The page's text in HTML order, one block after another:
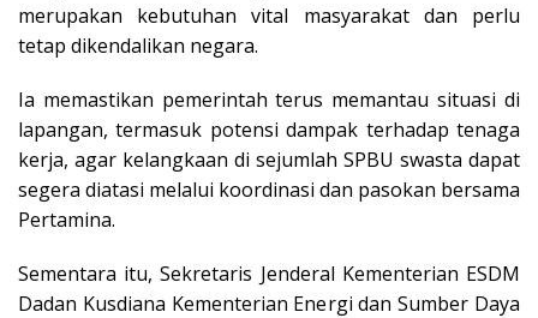
merupakan kebutuhan vital masyarakat dan perlu
tetap dikendalikan negara.
Ia memastikan pemerintah terus memantau situasi di
lapangan, termasuk potensi dampak terhadap tenaga
kerja, agar kelangkaan di sejumlah SPBU swasta dapat
segera diatasi melalui koordinasi dan pasokan bersama
Pertamina.
Sementara itu, Sekretaris Jenderal Kementerian ESDM
Dadan Kusdiana Kementerian Energi dan Sumber Daya